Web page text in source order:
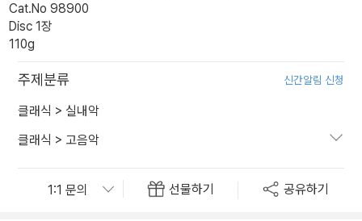
Cat.No 98900
Disc 1장
110g
주제분류 신간알림 신청
클래식 > 실내악
클래식 > 고음악
선물하기 공유하기